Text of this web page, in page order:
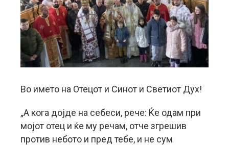
Во името на Отецот и Синот и Светиот Дух!
„А кога дојде на себеси, рече: Ќе одам при
мојот отец и ќе му речам, отче згрешив
против небото и пред тебе, и не сум